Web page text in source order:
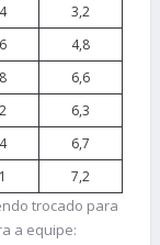
3,2
4,8
6,6
6,3
6,7
7,2
trocado para
a equipe: